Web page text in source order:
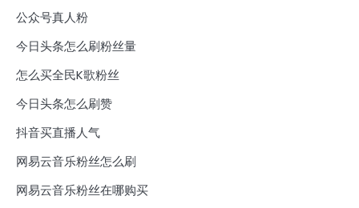
公众号真人粉
今日头条怎么刷粉丝量
怎么买全民K歌粉丝
今日头条怎么刷赞
抖音买直播人气
网易云音乐粉丝怎么刷
网易云音乐粉丝在哪购买